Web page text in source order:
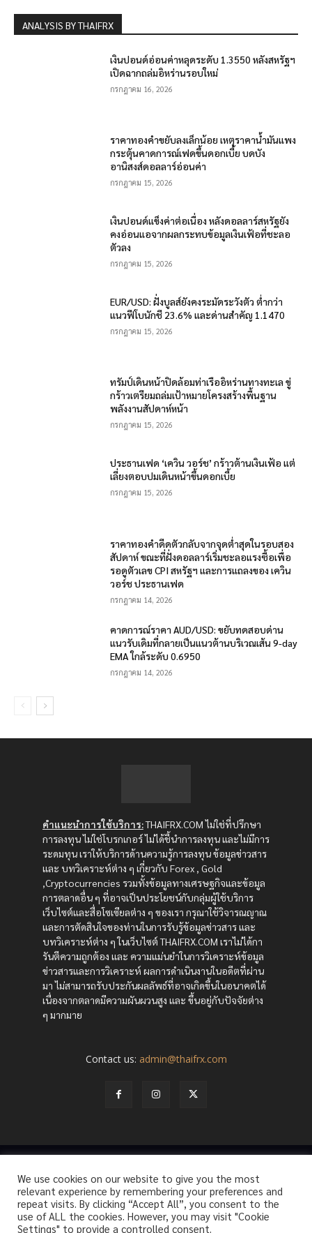
ANALYSIS BY THAIFRX
เงินปอนด์อ่อนค่าหลุดระดับ 1.3550 หลังสหรัฐฯ
เปิดฉากถล่มอิหร่านรอบใหม่
กรกฎาคม 16, 2026
ราคาทองคำขยับลงเล็กน้อย เหตุราคาน้ำมันแพง
กระตุ้นคาดการณ์เฟดขึ้นดอกเบี้ย บดบัง
อานิสงส์ดอลลาร์อ่อนค่า
กรกฎาคม 15, 2026
เงินปอนด์แข็งค่าต่อเนื่อง หลังดอลลาร์สหรัฐยัง
คงอ่อนแอจากผลกระทบข้อมูลเงินเฟ้อที่ชะลอ
ตัวลง
กรกฎาคม 15, 2026
EUR/USD: ฝั่งบูลส์ยังคงระมัดระวังตัว ต่ำกว่า
แนวฟีโบนักชี 23.6% และด่านสำคัญ 1.1470
กรกฎาคม 15, 2026
ทรัมป์เดินหน้าปิดล้อมท่าเรืออิหร่านทางทะเล ขู่
กร้าวเตรียมถล่มเป้าหมายโครงสร้างพื้นฐาน
พลังงานสัปดาห์หน้า
กรกฎาคม 15, 2026
ประธานเฟด ‘เควิน วอร์ช’ กร้าวต้านเงินเฟ้อ แต่
เลี่ยงตอบปมเดินหน้าขึ้นดอกเบี้ย
กรกฎาคม 15, 2026
ราคาทองคำดีดตัวกลับจากจุดต่ำสุดในรอบสอง
สัปดาห์ ขณะที่ฝั่งดอลลาร์เริ่มชะลอแรงซื้อเพื่อ
รอดูตัวเลข CPI สหรัฐฯ และการแถลงของ เควิน
วอร์ช ประธานเฟด
กรกฎาคม 14, 2026
คาดการณ์ราคา AUD/USD: ขยับทดสอบด่าน
แนวรับเดิมที่กลายเป็นแนวต้านบริเวณเส้น 9-day
EMA ใกล้ระดับ 0.6950
กรกฎาคม 14, 2026
คำแนะนำการใช้บริการ:THAIFRX.COM ไม่ใช่ที่ปรึกษา
การลงทุน ไม่ใช่โบรกเกอร์ ไม่ได้ชี้นำการลงทุน และไม่มีการ
ระดมทุน เราให้บริการด้านความรู้การลงทุน ข้อมูลข่าวสาร
และ บทวิเคราะห์ต่าง ๆ เกี่ยวกับ Forex , Gold
,Cryptocurrencies รวมทั้งข้อมูลทางเศรษฐกิจและข้อมูล
การตลาดอื่น ๆ ที่อาจเป็นประโยชน์กับกลุ่มผู้ใช้บริการ
เว็บไซต์และสื่อโซเซียลต่าง ๆ ของเรา กรุณาใช้วิจารณญาณ
และการตัดสินใจของท่านในการรับรู้ข้อมูลข่าวสาร และ
บทวิเคราะห์ต่าง ๆ ในเว็บไซต์ THAIFRX.COM เราไม่ได้กา
รันตีความถูกต้อง และ ความแม่นยำในการวิเคราะห์ข้อมูล
ข่าวสารและการวิเคราะห์ ผลการดำเนินงานในอดีตที่ผ่าน
มา ไม่สามารถรับประกันผลลัพธ์ที่อาจเกิดขึ้นในอนาคตได้
เนื่องจากตลาดมีความผันผวนสูง และ ขึ้นอยู่กับปัจจัยต่าง
ๆ มากมาย
Contact us: admin@thaifrx.com
HOME ANALYSIS BY THAIFRX NEWSTODAY
CRYPTO
KNOWLEDGE
We use cookies on our website to give you the most
relevant experience by remembering your preferences and
repeat visits. By clicking “Accept All”, you consent to the
use of ALL the cookies. However, you may visit "Cookie
Settings" to provide a controlled consent.